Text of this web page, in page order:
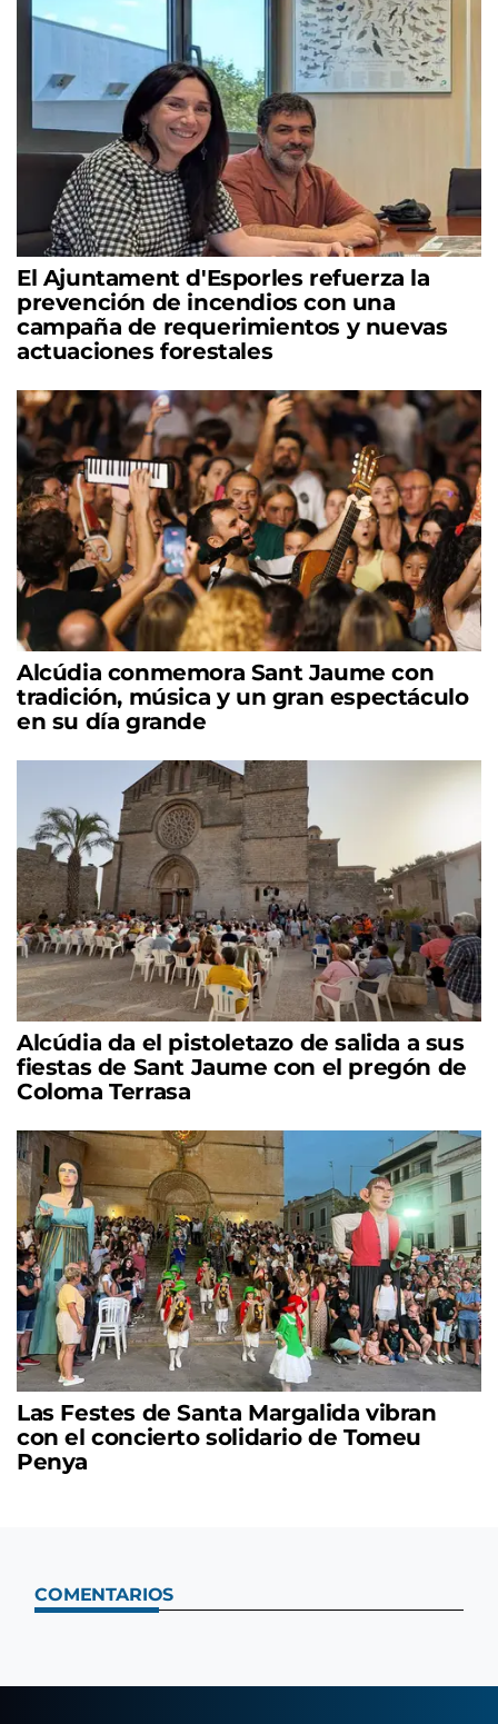
El Ajuntament d'Esporles refuerza la
prevención de incendios con una
campaña de requerimientos y nuevas
actuaciones forestales
Alcúdia conmemora Sant Jaume con
tradición, música y un gran espectáculo
en su día grande
Alcúdia da el pistoletazo de salida a sus
fiestas de Sant Jaume con el pregón de
Coloma Terrasa
Las Festes de Santa Margalida vibran
con el concierto solidario de Tomeu
Penya
COMENTARIOS